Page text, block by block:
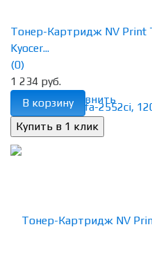
избранное сравнить
Тонер-Картридж NV Print
Kyocer...
(0)
1 234 руб.
В корзину